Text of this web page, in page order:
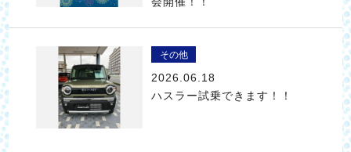
その他
2026.06.18
ハスラー試乗できます！！